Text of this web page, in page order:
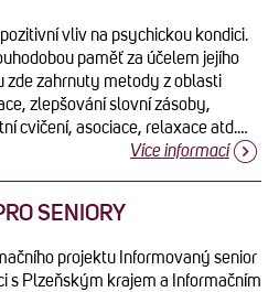
vliv na psychickou kondici.
paměť za účelem jejího
zde zahrnuty metody z oblasti
zlepšování slovní zásoby,
cvičení, asociace, relaxace atd.…
Více informací
SENIORY
projektu Informovaný senior
s Plzeňským krajem a Informačním